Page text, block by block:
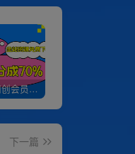
加入优优云网创会员，全站资源免费学习。
下一篇